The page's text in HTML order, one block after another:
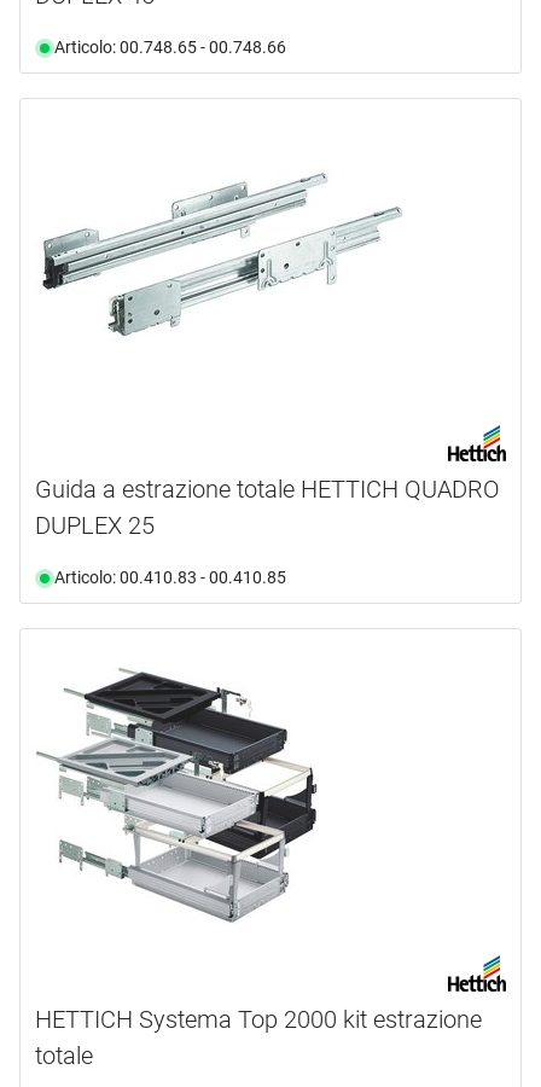
Articolo: 00.748.65 - 00.748.66
Guida a estrazione totale HETTICH QUADRO
DUPLEX 25
Articolo: 00.410.83 - 00.410.85
HETTICH Systema Top 2000 kit estrazione
totale